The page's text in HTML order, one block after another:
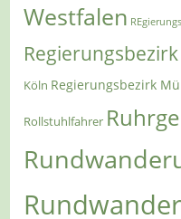
Westfalen
Köln Regierungsbezirk
Rollstuhlfahrer